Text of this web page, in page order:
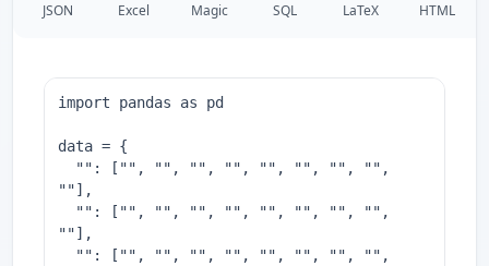
JSON Excel Magic SQL LaTeX HTML